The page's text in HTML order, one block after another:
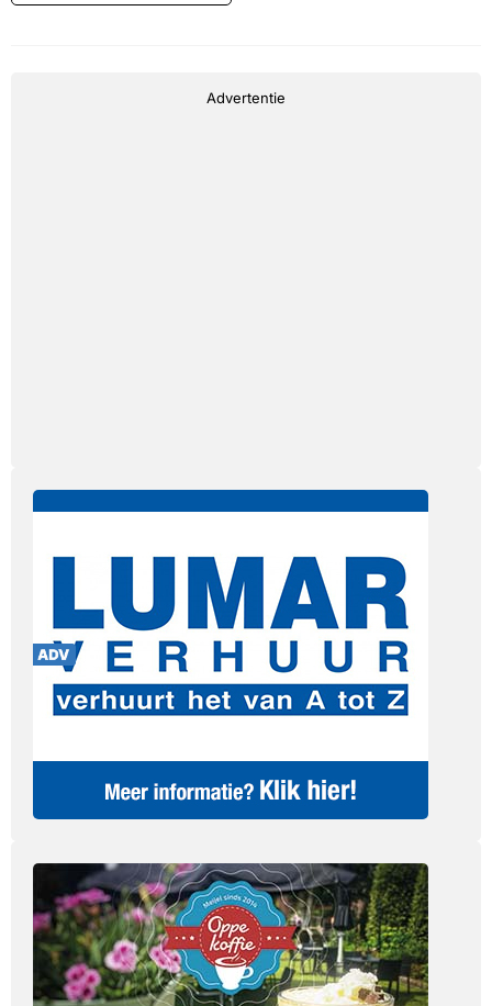
Advertentie